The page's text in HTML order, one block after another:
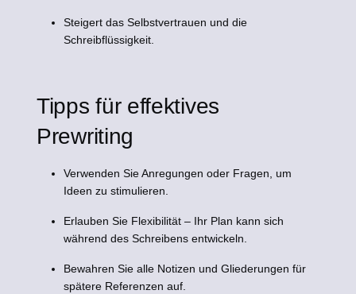
Steigert das Selbstvertrauen und die
Schreibflüssigkeit.
Tipps für effektives
Prewriting
Verwenden Sie Anregungen oder Fragen, um
Ideen zu stimulieren.
Erlauben Sie Flexibilität – Ihr Plan kann sich
während des Schreibens entwickeln.
Bewahren Sie alle Notizen und Gliederungen für
spätere Referenzen auf.